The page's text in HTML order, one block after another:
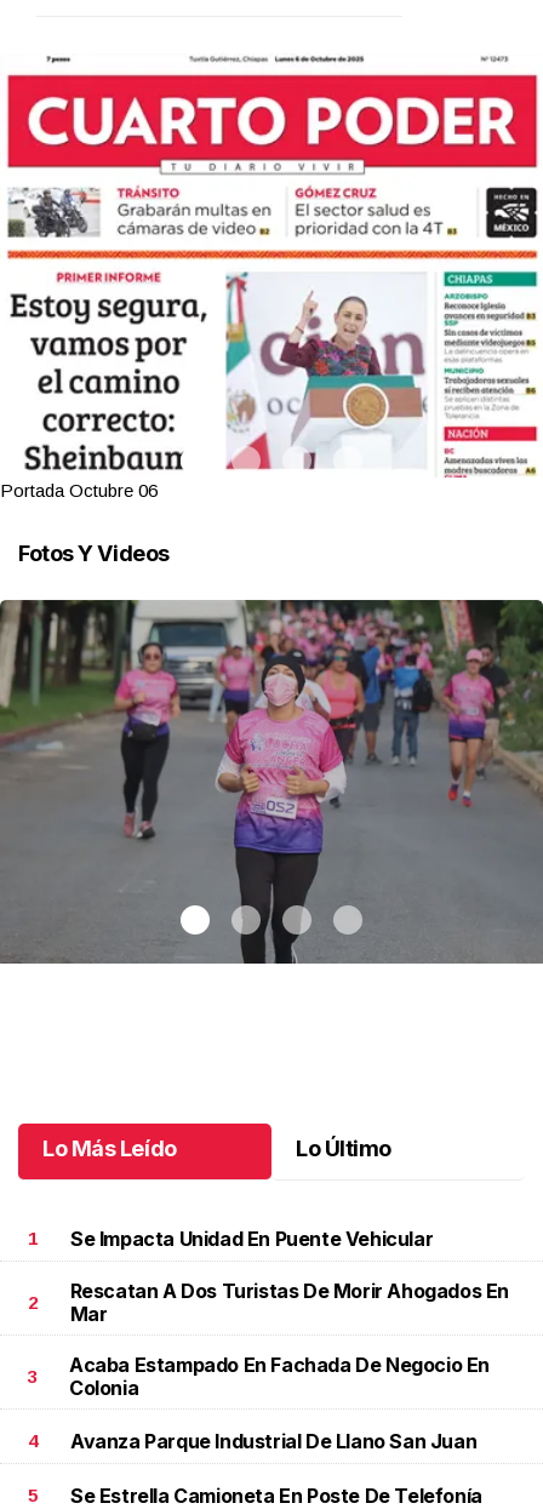
Portada Octubre 06
Fotos Y Videos
Lo Más Leído Lo Último
1 Se Impacta Unidad En Puente Vehicular
2
Rescatan A Dos Turistas De Morir Ahogados En
Mar
3
Acaba Estampado En Fachada De Negocio En
Colonia
4 Avanza Parque Industrial De Llano San Juan
5 Se Estrella Camioneta En Poste De Telefonía